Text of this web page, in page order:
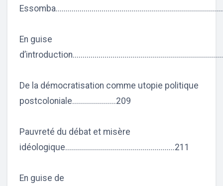
En guise
De la démocratisation comme utopie politique
postcoloniale......................209
Pauvreté du débat et misère
idéologique.......................................................211
En guise de